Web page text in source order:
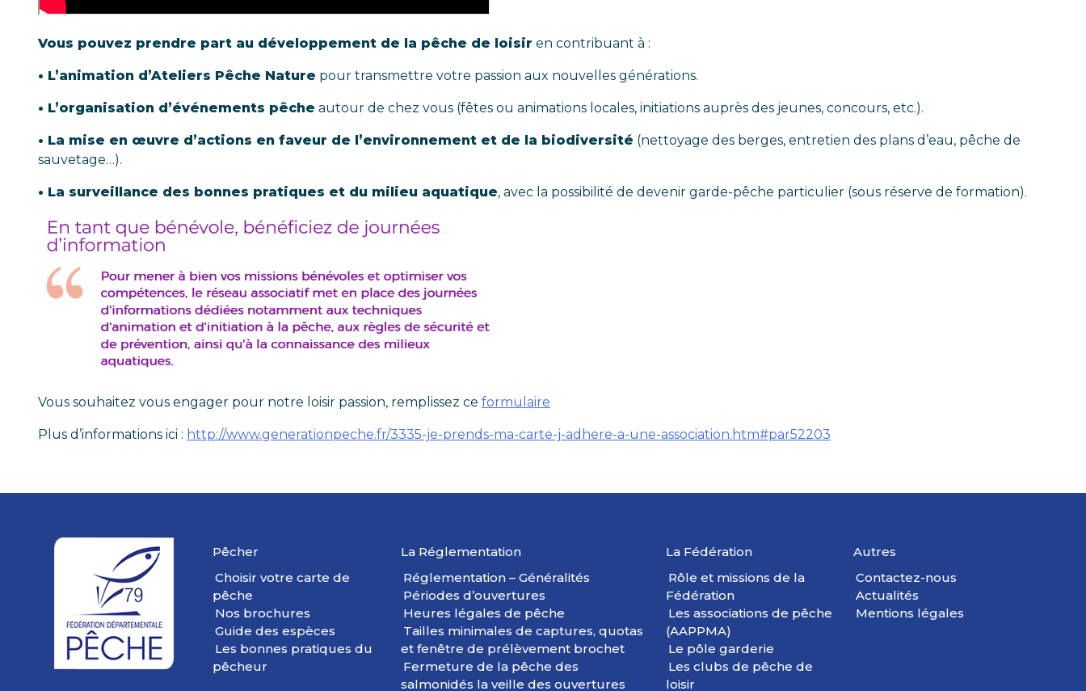
Vous pouvez prendre part au développement de la pêche de loisir en contribuant à :
• L’animation d’Ateliers Pêche Nature pour transmettre votre passion aux nouvelles générations.
• L’organisation d’événements pêche autour de chez vous (fêtes ou animations locales, initiations auprès des jeunes, concours, etc.).
• La mise en œuvre d’actions en faveur de l’environnement et de la biodiversité (nettoyage des berges, entretien des plans d’eau, pêche de
sauvetage…).
• La surveillance des bonnes pratiques et du milieu aquatique, avec la possibilité de devenir garde-pêche particulier (sous réserve de formation).
Vous souhaitez vous engager pour notre loisir passion, remplissez ce formulaire
Plus d’informations ici : http://www.generationpeche.fr/3335-je-prends-ma-carte-j-adhere-a-une-association.htm#par52203
Pêcher
Choisir votre carte de
pêche
Nos brochures
Guide des espèces
Les bonnes pratiques du
pêcheur
La Réglementation
Réglementation – Généralités
Périodes d’ouvertures
Heures légales de pêche
Tailles minimales de captures, quotas
et fenêtre de prélèvement brochet
Fermeture de la pêche des
salmonidés la veille des ouvertures
La Fédération
Rôle et missions de la
Fédération
Les associations de pêche
(AAPPMA)
Le pôle garderie
Les clubs de pêche de
loisir
Autres
Contactez-nous
Actualités
Mentions légales